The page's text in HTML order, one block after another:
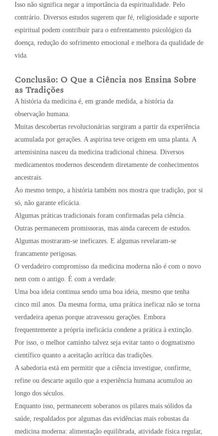
Isso não significa negar a importância da espiritualidade. Pelo
contrário. Diversos estudos sugerem que fé, religiosidade e suporte
espiritual podem contribuir para o enfrentamento psicológico da
doença, redução do sofrimento emocional e melhora da qualidade de
vida.
Conclusão: O Que a Ciência nos Ensina Sobre
as Tradições
A história da medicina é, em grande medida, a história da
observação humana.
Muitas descobertas revolucionárias surgiram a partir da experiência
acumulada por gerações. A aspirina teve origem em uma planta. A
artemisinina nasceu da medicina tradicional chinesa. Diversos
medicamentos modernos descendem diretamente de conhecimentos
ancestrais.
Ao mesmo tempo, a história também nos mostra que tradição, por si
só, não garante eficácia.
Algumas práticas tradicionais foram confirmadas pela ciência.
Outras permanecem promissoras, mas ainda carecem de estudos.
Algumas mostraram-se ineficazes. E algumas revelaram-se
francamente perigosas.
O verdadeiro compromisso da medicina moderna não é com o novo
nem com o antigo. É com a verdade.
Uma boa ideia continua sendo uma boa ideia, mesmo que tenha
cinco mil anos. Da mesma forma, uma prática ineficaz não se torna
verdadeira apenas porque atravessou gerações. Embora
frequentemente a própria ineficácia condene a prática à extinção.
Por isso, o melhor caminho talvez seja evitar tanto o dogmatismo
científico quanto a aceitação acrítica das tradições.
A sabedoria está em permitir que a ciência investigue, confirme,
refine ou descarte aquilo que a experiência humana acumulou ao
longo dos séculos.
Enquanto isso, permanecem soberanos os pilares mais sólidos da
saúde, respaldados por algumas das evidências mais robustas da
medicina moderna: alimentação equilibrada, atividade física regular,